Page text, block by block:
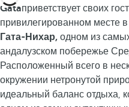
Gataприветствует своих
привилегированном месте в
Гата-Нихар, одном из
андалузском побережье
Расположенный всего в
окружении нетронутой
идеальный баланс отдыха,